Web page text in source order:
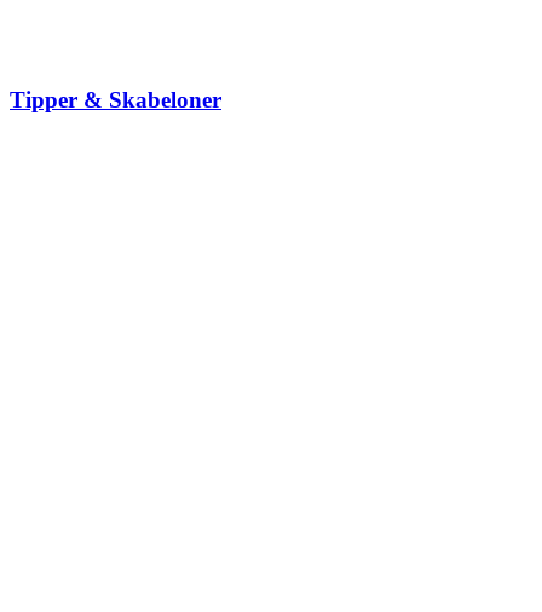
Tipper & Skabeloner